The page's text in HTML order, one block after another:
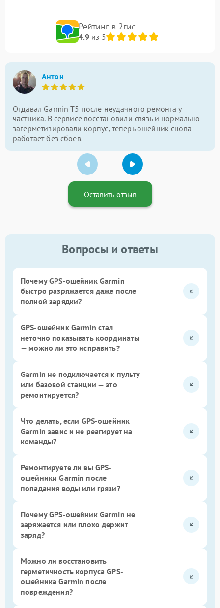
Рейтинг в 2гис
4.9из 5
Антон
Отдавал Garmin T5 после неудачного ремонта у
частника. В сервисе восстановили связь и нормально
загерметизировали корпус, теперь ошейник снова
работает без сбоев.
Оставить отзыв
Вопросы и ответы
Почему GPS-ошейник Garmin
быстро разряжается даже после
полной зарядки?
GPS-ошейник Garmin стал
неточно показывать координаты
— можно ли это исправить?
Garmin не подключается к пульту
или базовой станции — это
ремонтируется?
Что делать, если GPS-ошейник
Garmin завис и не реагирует на
команды?
Ремонтируете ли вы GPS-
ошейники Garmin после
попадания воды или грязи?
Почему GPS-ошейник Garmin не
заряжается или плохо держит
заряд?
Можно ли восстановить
герметичность корпуса GPS-
ошейника Garmin после
повреждения?